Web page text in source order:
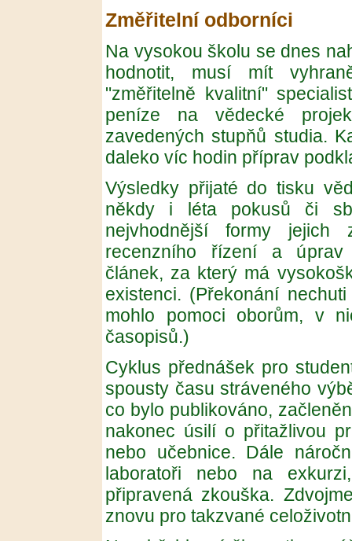
Změřitelní odborníci
Na vysokou školu se dnes
hodnotit, musí mít
"změřitelně kvalitní"
peníze na vědecké
zavedených stupňů studia.
daleko víc hodin příprav
Výsledky přijaté do tisku
někdy i léta pokusů či
nejvhodnější formy jejich
recenzního řízení a úprav
článek, za který má
existenci. (Překonání
mohlo pomoci oborům, v
časopisů.)
Cyklus přednášek pro
spousty času stráveného
co bylo publikováno,
nakonec úsilí o přitažlivou
nebo učebnice. Dále
laboratoři nebo na
připravená zkouška.
znovu pro takzvané